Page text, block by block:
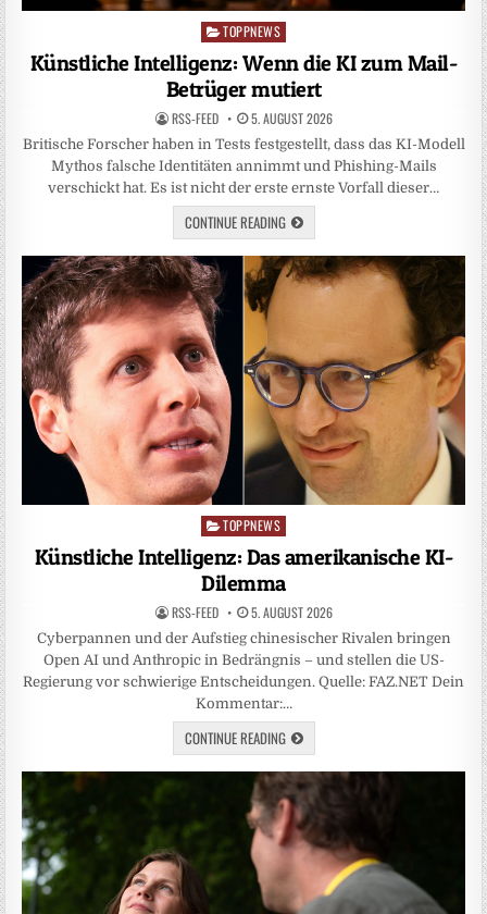
Posted
TOPPNEWS
Künstliche Intelligenz: Wenn die KI zum Mail-
Betrüger mutiert
RSS-FEED 5. AUGUST 2026
Britische Forscher haben in Tests festgestellt, dass das KI-Modell
Mythos falsche Identitäten annimmt und Phishing-Mails
verschickt hat. Es ist nicht der erste ernste Vorfall dieser…
CONTINUE READING
Posted
TOPPNEWS
Künstliche Intelligenz: Das amerikanische KI-
Dilemma
RSS-FEED 5. AUGUST 2026
Cyberpannen und der Aufstieg chinesischer Rivalen bringen
Open AI und Anthropic in Bedrängnis – und stellen die US-
Regierung vor schwierige Entscheidungen. Quelle: FAZ.NET Dein
Kommentar:…
CONTINUE READING